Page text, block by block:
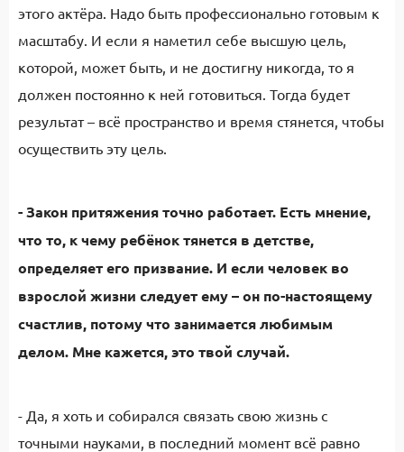
этого актёра. Надо быть профессионально готовым к
масштабу. И если я наметил себе высшую цель,
которой, может быть, и не достигну никогда, то я
должен постоянно к ней готовиться. Тогда будет
результат – всё пространство и время стянется, чтобы
осуществить эту цель.
- Закон притяжения точно работает. Есть мнение,
что то, к чему ребёнок тянется в детстве,
определяет его призвание. И если человек во
взрослой жизни следует ему – он по-настоящему
счастлив, потому что занимается любимым
делом. Мне кажется, это твой случай.
- Да, я хоть и собирался связать свою жизнь с
точными науками, в последний момент всё равно